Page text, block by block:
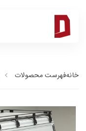
خانهفهرست محصولات